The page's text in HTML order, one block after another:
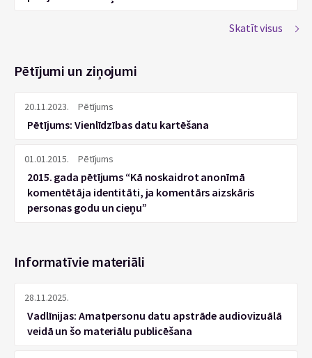
Skatīt visus
Pētījumi un ziņojumi
20.11.2023. Pētījums
Pētījums: Vienlīdzības datu kartēšana
01.01.2015. Pētījums
2015. gada pētījums “Kā noskaidrot anonīmā
komentētāja identitāti, ja komentārs aizskāris
personas godu un cieņu”
Informatīvie materiāli
28.11.2025.
Vadlīnijas: Amatpersonu datu apstrāde audiovizuālā
veidā un šo materiālu publicēšana